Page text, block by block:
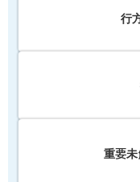
行
重要